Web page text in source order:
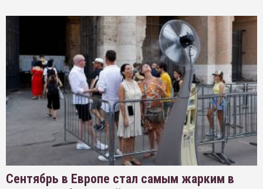
Сентябрь в Европе стал самым жарким в